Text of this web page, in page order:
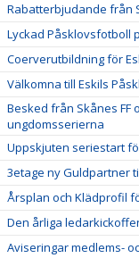
Rabatterbjudande från
Lyckad Påsklovsfotboll
Coerverutbildning för
Välkomna till Eskils
Besked från Skånes
ungdomsserierna
Uppskjuten seriestart
3etage ny Guldpartner
Årsplan och Klädprofil
Den årliga
Aviseringar medlems-